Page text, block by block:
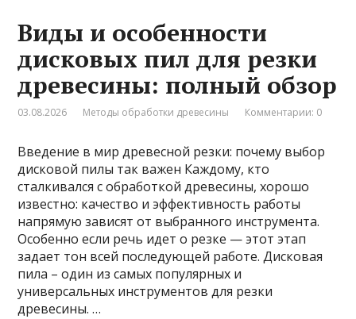
Виды и особенности
дисковых пил для резки
древесины: полный обзор
03.08.2026 Методы обработки древесины Комментарии: 0
Введение в мир древесной резки: почему выбор
дисковой пилы так важен Каждому, кто
сталкивался с обработкой древесины, хорошо
известно: качество и эффективность работы
напрямую зависят от выбранного инструмента.
Особенно если речь идет о резке — этот этап
задает тон всей последующей работе. Дисковая
пила – один из самых популярных и
универсальных инструментов для резки
древесины. …